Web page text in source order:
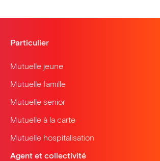
Particulier
Mutuelle jeune
Mutuelle famille
Mutuelle senior
Mutuelle à la carte
Mutuelle hospitalisation
Agent et collectivité